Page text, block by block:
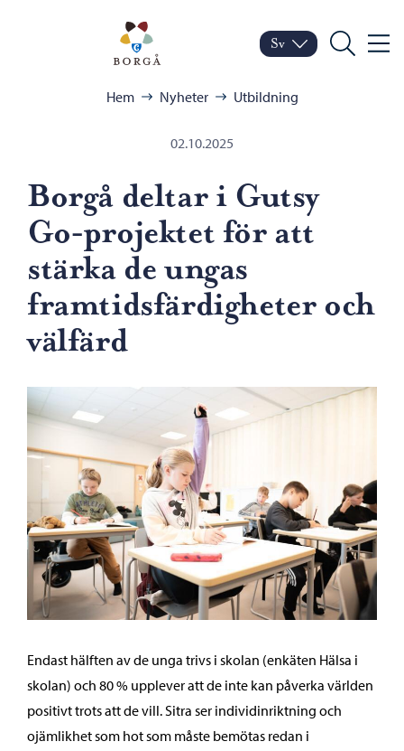
Porvoo – Gå till
Byt språk
Nuvarande språk:
Sv
Sök Meny
Hem Nyheter Utbildning
02.10.2025
Borgå deltar i Gutsy
Go-projektet för att
stärka de ungas
framtidsfärdigheter och
välfärd
Endast hälften av de unga trivs i skolan (enkäten Hälsa i
skolan) och 80 % upplever att de inte kan påverka världen
positivt trots att de vill. Sitra ser individinriktning och
ojämlikhet som hot som måste bemötas redan i